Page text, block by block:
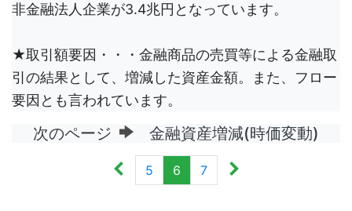
非金融法人企業が3.4兆円となっています。
★取引額要因・・・金融商品の売買等による金融取
引の結果として、増減した資産金額。また、フロー
要因とも言われています。
次のページ 金融資産増減(時価変動)
5 6 7